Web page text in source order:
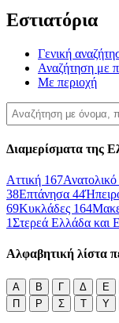
Εστιατόρια
Γενική
Αναζήτηση με
Με περιοχή
Διαμερίσματα της
Αττική 167Ανατολικό
38Επτάνησα 44
69Κυκλάδες 164
1Στερεά Ελλάδα και
Αλφαβητική λίστα
Α Β Γ Δ Ε
Π
Ρ Σ Τ Υ